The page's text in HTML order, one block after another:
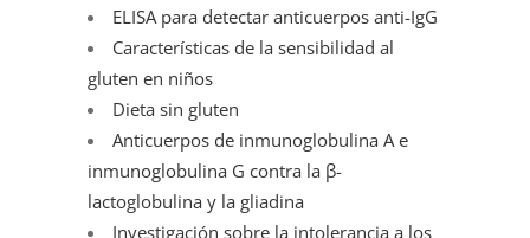
ELISA para detectar anticuerpos anti-IgG
Características de la sensibilidad al
gluten en niños
Dieta sin gluten
Anticuerpos de inmunoglobulina A e
inmunoglobulina G contra la β-
lactoglobulina y la gliadina
Investigación sobre la intolerancia a los